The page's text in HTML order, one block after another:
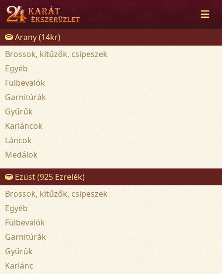
Arany (14kr)
Brossok, kitűzők, csipeszek
Egyéb
Fülbevalók
Garnitúrák
Gyűrűk
Karláncok
Láncok
Medálok
Ezüst (925 Ezrelék)
Brossok, kitűzők, csipeszek
Egyéb
Fülbevalók
Garnitúrák
Gyűrűk
Karlánc